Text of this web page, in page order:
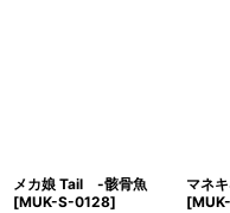
メカ娘 Tail -骸骨魚
[MUK-S-0128]
マネ
[